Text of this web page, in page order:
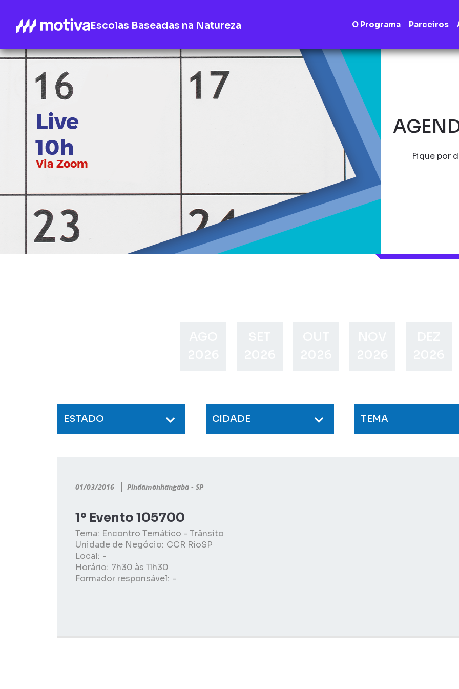
Escolas Baseadas na Natureza O Programa Parceiros
Fique por
ESTADO CIDADE TEMA
01/03/2016 Pindamonhangaba - SP
1º Evento 105700
Tema: Encontro Temático - Trânsito
Unidade de Negócio: CCR RioSP
Local: -
Horário: 7h30 às 11h30
Formador responsável: -